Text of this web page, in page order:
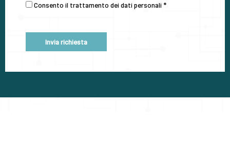
Consento il trattamento dei dati personali *